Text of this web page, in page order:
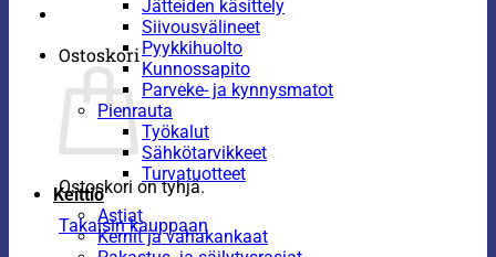
Ostoskori
Ostoskori on tyhjä.
Takaisin kauppaan
Jätteiden käsittely
Siivousvälineet
Pyykkihuolto
Kunnossapito
Parveke- ja kynnysmatot
Pienrauta
Työkalut
Sähkötarvikkeet
Turvatuotteet
Keittiö
Astiat
Kernit ja vahakankaat